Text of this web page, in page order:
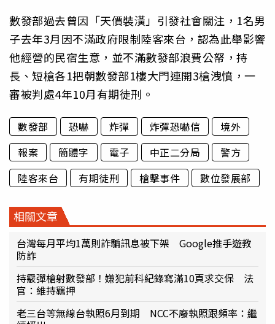
數發部過去曾因「天價裝潢」引發社會關注，1名男
子去年3月因不滿政府限制陸客來台，認為此舉影響
他經營的民宿生意，並不滿數發部浪費公帑，持
長、短槍各1把朝數發部1樓大門連開3槍洩憤，一
審被判處4年10月有期徒刑。
數發部 恐嚇 炸彈 炸彈恐嚇信
境外
報案
簡體字 電子 中正二分局
警方
陸客來台
有期徒刑 槍擊事件 數位發展部
相關文章
台灣每月平均1萬則詐騙訊息被下架 Google推手遊教
防詐
持霰彈槍射數發部！嫌犯前科紀錄寫滿10頁求交保 法
官：維持羈押
老三台等無線台執照6月到期 NCC不廢執照跟頻率：繼